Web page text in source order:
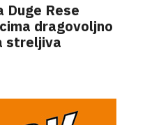
Duge Rese
dragovoljno
streljiva